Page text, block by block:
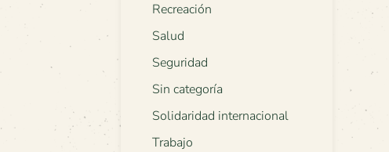
Recreación
Salud
Seguridad
Sin categoría
Solidaridad internacional
Trabajo